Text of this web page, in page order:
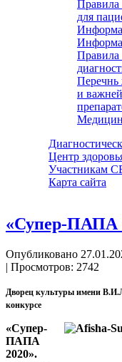
Правила
для
Правила
Перечнь
и
Центр
Участникам
Карта сайта
«Супер-ПАПА
Опубликовано
| Просмотров: 2742
Дворец культуры имени
конкурсе
«Супер-
ПАПА
2020».